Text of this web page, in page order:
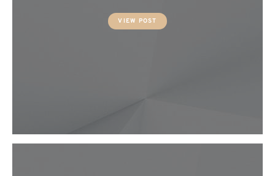
VIEW POST